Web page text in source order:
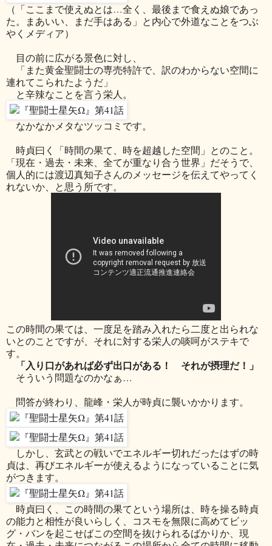
（「ここまで使えぬとは…全く、最後まで食えぬ娘であっ
た。まあいい、まだ手はある」と内心で外道なことをつぶ
やくメディア）
目の前に広がる景色に対し、
「また黄金聖闘士の専売特許で、訳のわからない空間に
連れてこられたようだ」
と辛辣なことを言う栄人。
なかなかメタなツッコミです。
時貞曰く「時間の果て、時を超越した空間」とのこと。
「現在・過去・未来、全てが重なり合う世界」だそうで、
個人的には渡辺真知子さんのメッセージを伝えてやってく
れないか、と思う所です。
この時間の果ては、一度足を踏み入れたら二度と出られな
いとのことですが、それに対する栄人の啖呵がステキで
す。
「入り口があれば必ず出口がある！ それが摂理だ！」
そういう問題なのかなぁ…
問答が終わり、龍峰・栄人が時貞に襲いかかります。
しかし、玄武との戦いでエネルギー切れだったはずの時
貞は、再びエネルギーが使えるようになっていることに気
がつきます。
時貞曰く、この時間の果てという場所は、時を操る時貞
の能力と相性が良いらしく、コスモを無限に高めてビッ
グ・バンを起こせばこの空間を抜けられるばかりか、現